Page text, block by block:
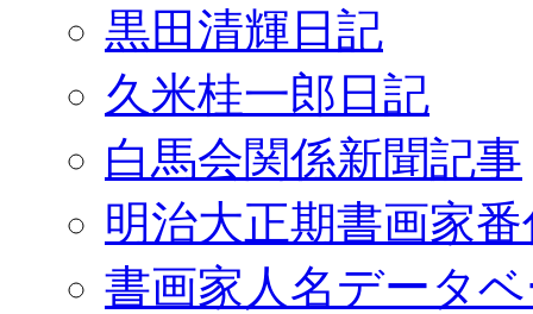
黒田清輝日記
久米桂一郎日記
白馬会関係新聞記事
明治大正期書画家
書画家人名データ